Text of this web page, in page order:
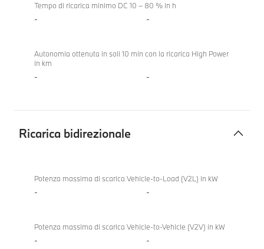
Tempo di ricarica minimo DC 10 – 80 % in h
- -
Autonomia ottenuta in soli 10 min con la ricarica High Power
in km
- -
Ricarica bidirezionale
bidirezionale
840d
xDrive
Potenza massima di scarica Vehicle-to-Load (V2L) in kW
- -
Potenza massima di scarica Vehicle-to-Vehicle (V2V) in kW
- -